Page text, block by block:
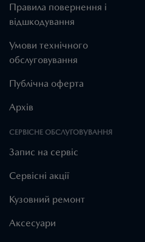
Правила повернення і
відшкодування
Умови технічного
обслуговування
Публічна оферта
Архів
СЕРВІСНЕ ОБСЛУГОВУВАННЯ
Запис на сервіс
Cервісні акції
Кузовний ремонт
Аксесуари